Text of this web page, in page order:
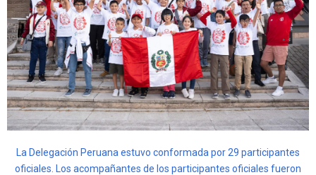
La Delegación Peruana estuvo conformada por 29 participantes
oficiales. Los acompañantes de los participantes oficiales fueron